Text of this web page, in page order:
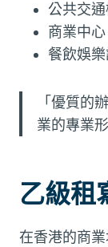
公共交
商業中心
餐飲娛
「優質的
業的專業形
乙級租
在香港的商